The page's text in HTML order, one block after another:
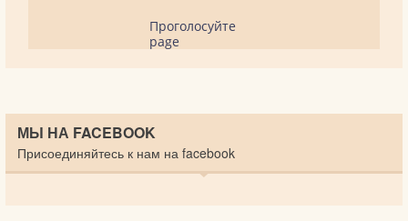
Проголосуйте
page
МЫ НА FACEBOOK
Присоединяйтесь к нам на facebook